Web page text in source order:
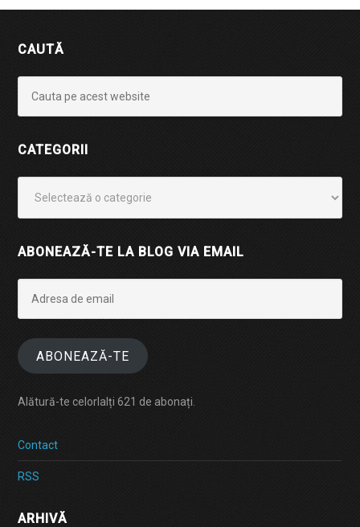
CAUTĂ
CATEGORII
ABONEAZĂ-TE LA BLOG VIA EMAIL
email
ABONEAZĂ-TE
Alătură-te celorlalți 621 de abonați.
Contact
RSS
ARHIVĂ